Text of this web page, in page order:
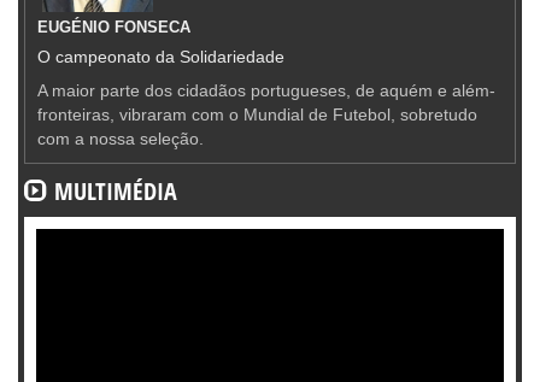
EUGÉNIO FONSECA
O campeonato da Solidariedade
A maior parte dos cidadãos portugueses, de aquém e além-
fronteiras, vibraram com o Mundial de Futebol, sobretudo
com a nossa seleção.
MULTIMÉDIA